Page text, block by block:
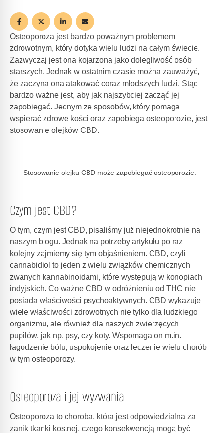
Osteoporoza jest bardzo poważnym problemem
zdrowotnym, który dotyka wielu ludzi na całym świecie.
Zazwyczaj jest ona kojarzona jako dolegliwość osób
starszych. Jednak w ostatnim czasie można zauważyć,
że zaczyna ona atakować coraz młodszych ludzi. Stąd
bardzo ważne jest, aby jak najszybciej zacząć jej
zapobiegać. Jednym ze sposobów, który pomaga
wspierać zdrowe kości oraz zapobiega osteoporozie, jest
stosowanie olejków CBD.
Stosowanie olejku CBDmoże zapobiegać osteoporozie.
Czym jest CBD?
O tym, czym jest CBD, pisaliśmy już niejednokrotnie na
naszym blogu. Jednak na potrzeby artykułu po raz
kolejny zajmiemy się tym objaśnieniem. CBD, czyli
cannabidiol to jeden z wielu związków chemicznych
zwanych kannabinoidami, które występują w konopiach
indyjskich. Co ważne CBD w odróżnieniu od THC nie
posiada właściwości psychoaktywnych. CBD wykazuje
wiele właściwości zdrowotnych nie tylko dla ludzkiego
organizmu, ale również dla naszych zwierzęcych
pupilów, jak np. psy, czy koty. Wspomaga on m.in.
łagodzenie bólu, uspokojenie oraz leczenie wielu chorób
w tym osteoporozy.
Osteoporoza i jej wyzwania
Osteoporoza to choroba, która jest odpowiedzialna za
zanik tkanki kostnej, czego konsekwencją mogą być